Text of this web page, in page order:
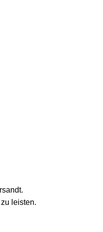
leisten.